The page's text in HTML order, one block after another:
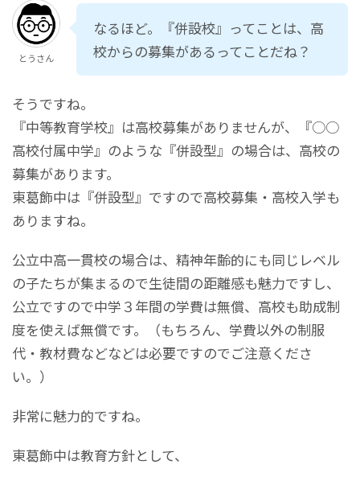
とうさん
なるほど。『併設校』ってことは、高
校からの募集があるってことだね？
そうですね。
『中等教育学校』は高校募集がありませんが、『○○
高校付属中学』のような『併設型』の場合は、高校の
募集があります。
東葛飾中は『併設型』ですので高校募集・高校入学も
ありますね。
公立中高一貫校の場合は、精神年齢的にも同じレベル
の子たちが集まるので生徒間の距離感も魅力ですし、
公立ですので中学３年間の学費は無償、高校も助成制
度を使えば無償です。（もちろん、学費以外の制服
代・教材費などなどは必要ですのでご注意くださ
い。）
非常に魅力的ですね。
東葛飾中は教育方針として、